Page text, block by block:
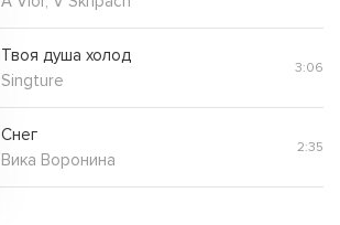
Твоя душа холод
Singture
3:06
Снег
Вика Воронина
2:35